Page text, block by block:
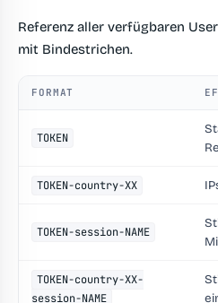
Referenz aller verfügbaren
mit Bindestrichen.
FORMAT
TOKEN
TOKEN-country-XX
TOKEN-session-NAME
TOKEN-country-XX-
session-NAME